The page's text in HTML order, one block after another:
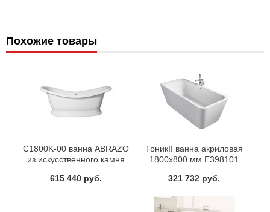
Похожие товары
C1800K-00 ванна ABRAZO
из искусственного камня
615 440 руб.
ТоникII ванна акриловая
1800х800 мм E398101
321 732 руб.